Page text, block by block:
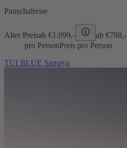
Pauschalreise
Alter Preisab €1.099,- ab €788,-
pro PersonPreis pro Person
TUI BLUE Samaya